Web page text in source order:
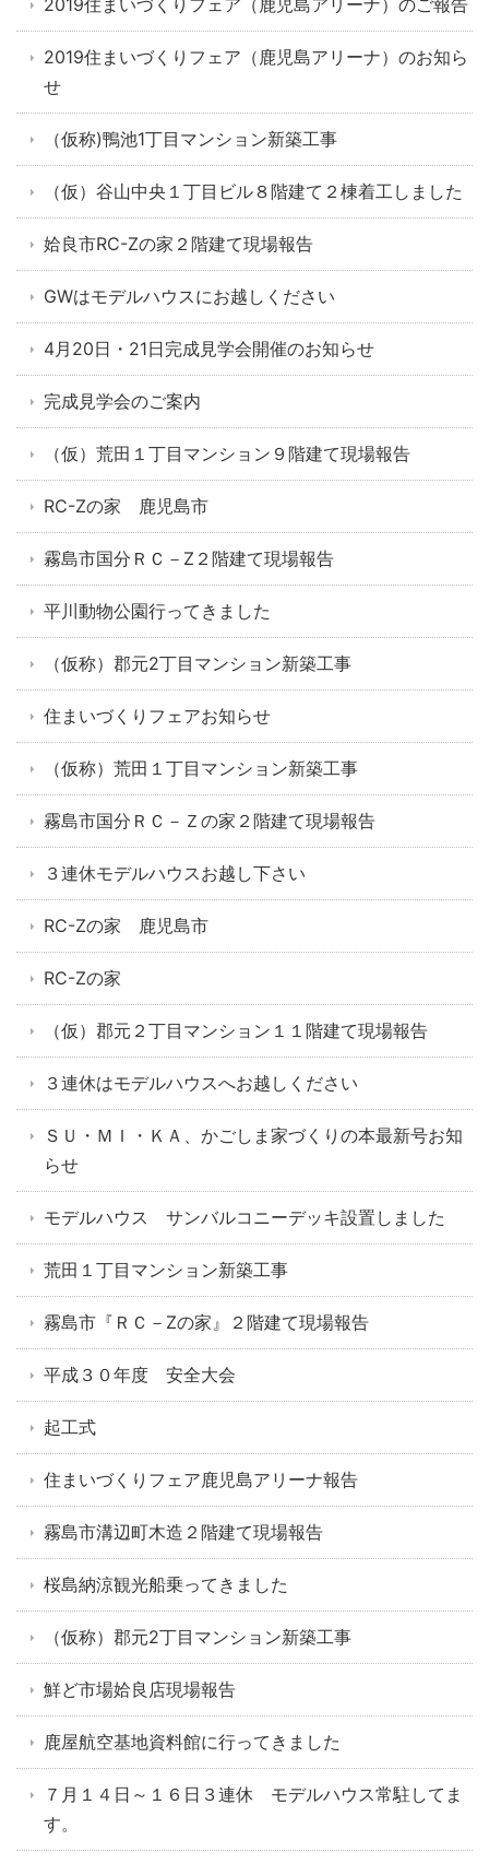
2019住まいづくりフェア（鹿児島アリーナ）のご報告
2019住まいづくりフェア（鹿児島アリーナ）のお知ら
せ
（仮称)鴨池1丁目マンション新築工事
（仮）谷山中央１丁目ビル８階建て２棟着工しました
姶良市RC-Zの家２階建て現場報告
GWはモデルハウスにお越しください
4月20日・21日完成見学会開催のお知らせ
完成見学会のご案内
（仮）荒田１丁目マンション９階建て現場報告
RC-Zの家 鹿児島市
霧島市国分ＲＣ－Z２階建て現場報告
平川動物公園行ってきました
（仮称）郡元2丁目マンション新築工事
住まいづくりフェアお知らせ
（仮称）荒田１丁目マンション新築工事
霧島市国分ＲＣ－Ｚの家２階建て現場報告
３連休モデルハウスお越し下さい
RC-Zの家 鹿児島市
RC-Zの家
（仮）郡元２丁目マンション１１階建て現場報告
３連休はモデルハウスへお越しください
ＳＵ・ＭＩ・ＫＡ、かごしま家づくりの本最新号お知
らせ
モデルハウス サンバルコニーデッキ設置しました
荒田１丁目マンション新築工事
霧島市『ＲＣ－Zの家』２階建て現場報告
平成３０年度 安全大会
起工式
住まいづくりフェア鹿児島アリーナ報告
霧島市溝辺町木造２階建て現場報告
桜島納涼観光船乗ってきました
（仮称）郡元2丁目マンション新築工事
鮮ど市場姶良店現場報告
鹿屋航空基地資料館に行ってきました
７月１４日～１６日３連休 モデルハウス常駐してま
す。